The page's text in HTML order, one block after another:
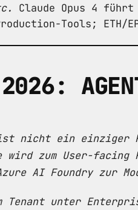
Claude Opus 4 führt
Tools;
nicht ein einziger
zum User-facing
AI Foundry zur
unter